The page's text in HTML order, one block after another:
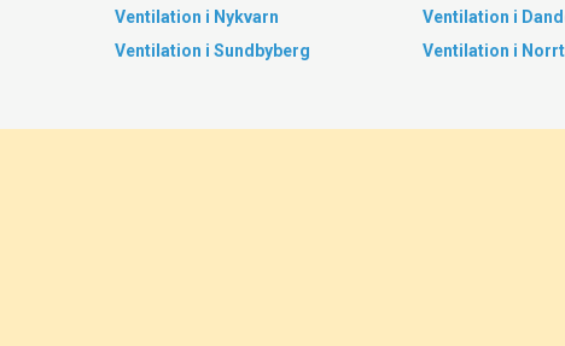
Ventilation i Nykvarn Ventilation i
Ventilation i Sundbyberg Ventilation i